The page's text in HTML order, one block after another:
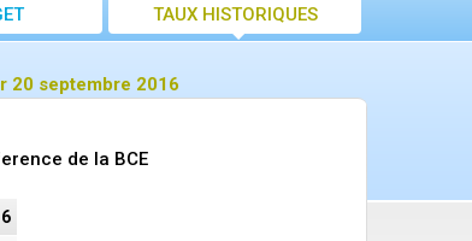
TAUX HISTORIQUES
20 septembre 2016
de la BCE